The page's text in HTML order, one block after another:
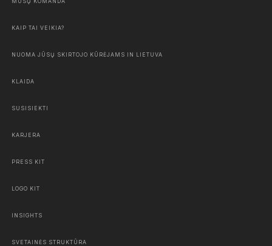
KAIP TAI VEIKIA?
NUOMA JŪSŲ SKIRTOJO KŪRĖJAMS IN LIETUVA
KLAIDA
SUSISIEKTI
KARJERA
PRESS KIT
LOGO KIT
INSIGHTS
SVETAINĖS STRUKTŪRA